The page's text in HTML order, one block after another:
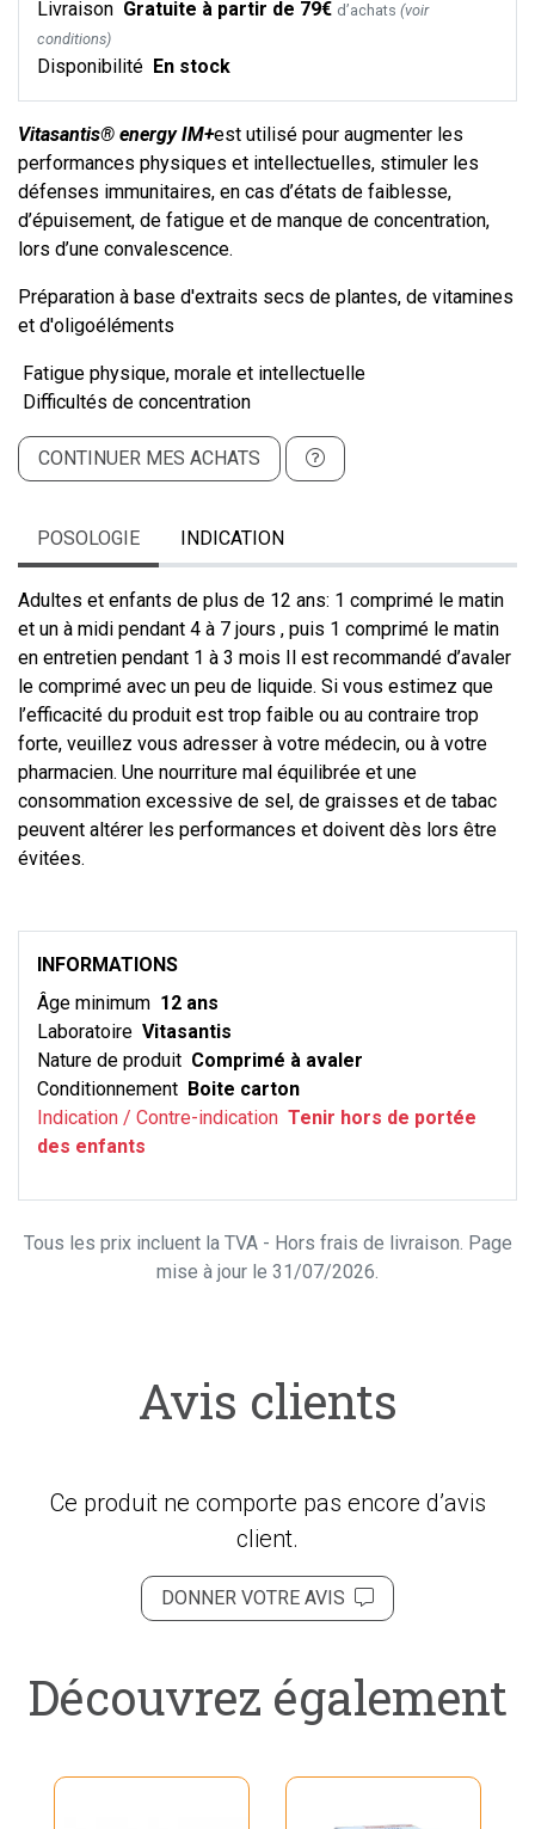
Livraison Gratuite à partir de 79€ d’achats (voir
conditions)
Disponibilité En stock
Vitasantis® energy IM+est utilisé pour augmenter les
performances physiques et intellectuelles, stimuler les
défenses immunitaires, en cas d’états de faiblesse,
d’épuisement, de fatigue et de manque de concentration,
lors d’une convalescence.
Préparation à base d'extraits secs de plantes, de vitamines
et d'oligoéléments
Fatigue physique, morale et intellectuelle
Difficultés de concentration
CONTINUER MES ACHATS
POSOLOGIE INDICATION
Adultes et enfants de plus de 12 ans: 1 comprimé le matin
et un à midi pendant 4 à 7 jours , puis 1 comprimé le matin
en entretien pendant 1 à 3 mois Il est recommandé d’avaler
le comprimé avec un peu de liquide. Si vous estimez que
l’efficacité du produit est trop faible ou au contraire trop
forte, veuillez vous adresser à votre médecin, ou à votre
pharmacien. Une nourriture mal équilibrée et une
consommation excessive de sel, de graisses et de tabac
peuvent altérer les performances et doivent dès lors être
évitées.
INFORMATIONS
Âge minimum 12 ans
Laboratoire Vitasantis
Nature de produit Comprimé à avaler
Conditionnement Boite carton
Indication / Contre-indication Tenir hors de portée
des enfants
Tous les prix incluent la TVA - Hors frais de livraison. Page
mise à jour le 31/07/2026.
Avis clients
Ce produit ne comporte pas encore d’avis
client.
DONNER VOTRE AVIS
Découvrez également